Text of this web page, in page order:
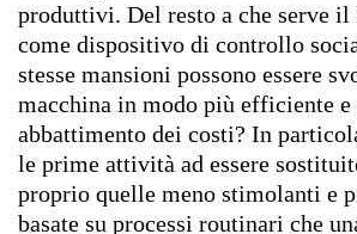
produttivi. Del resto a che serve il
come dispositivo di controllo
stesse mansioni possono essere
macchina in modo più efficiente e
abbattimento dei costi? In
le prime attività ad essere
proprio quelle meno stimolanti e
basate su processi routinari che